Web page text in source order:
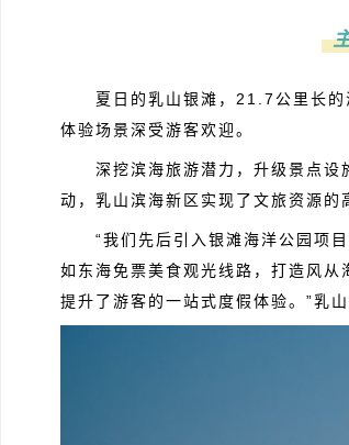
夏日的乳山银滩 ，21.7公里长的
体验场景深受游客欢迎。
深挖滨海旅游潜力，升级景点
动，乳山滨海新区实现了文旅资源的
“我们先后引入银滩海洋公园项
如东海免票美食观光线路，打造风
提升了游客的一站式度假体验。”乳